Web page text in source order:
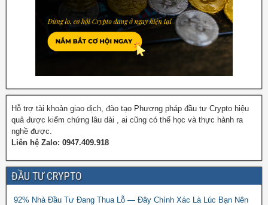
Hỗ trợ tài khoản giao dịch, đào tạo Phương pháp đầu tư Crypto hiệu
quả được kiểm chứng lâu dài , ai cũng có thể học và thực hành ra
nghề được.
Liên hệ Zalo: 0947.409.918
ĐẦU TƯ CRYPTO
92% Nhà Đầu Tư Đang Thua Lỗ — Đây Chính Xác Là Lúc Bạn Nên